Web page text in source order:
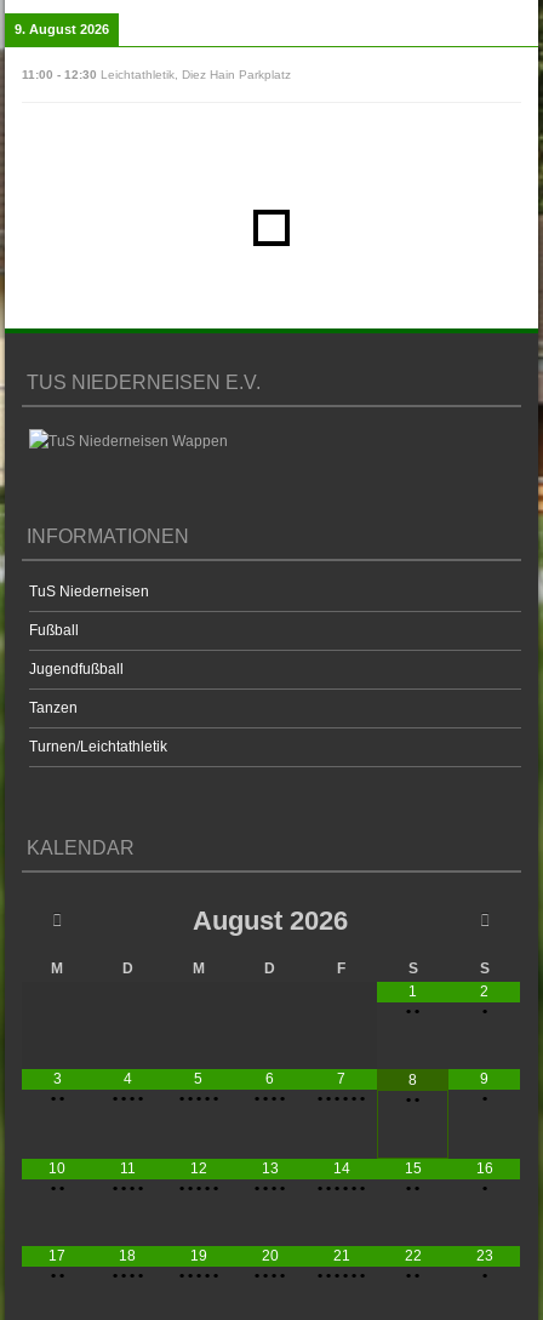
9. August 2026
11:00 -12:30 Leichtathletik Diez Hain Parkplatz
TUS NIEDERNEISEN E.V.
INFORMATIONEN
TuS Niederneisen
Fußball
Jugendfußball
Tanzen
Turnen/Leichtathletik
KALENDAR
August 2026
M D M D F S
S
1
••
2
•
3
• •
4
• • • •
5
• • • • •
6
••••
7
••••••
8
••
9
•
10
• •
11
• • • •
12
• • • • •
13
••••
14
••••••
15
••
16
•
17
• •
18
• • • •
19
• • • • •
20
••••
21
••••••
22
••
23
•